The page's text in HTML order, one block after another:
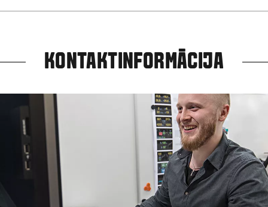
KONTAKTINFORMĀCIJA